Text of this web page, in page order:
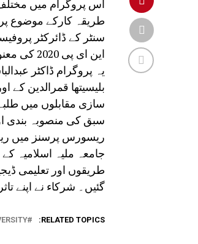
طریقہ کارکے موضوع
سنٹر کے ڈائرکٹر
این ای پی 2020 کی معنویت پر روشنی ڈالی۔
یہ پروگرام ڈاکٹر
بلیسیتھا قمرالدین
سازی مقابلوں میں
سبق کی منصوبہ بندی
ریسورس پرسنز میں
جامعہ ملیہ اسلامیہ
طریقوں اور تعلیمی
گئیں۔ شرکاء نے اپنے
RELATED TOPICS: